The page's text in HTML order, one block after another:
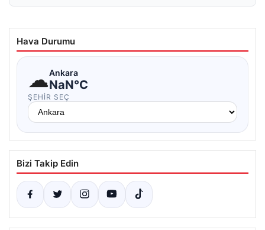
Hava Durumu
☁Ankara
NaN°C
ŞEHIR SEÇ
Bizi Takip Edin